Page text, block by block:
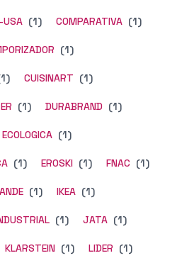
USA (1) COMPARATIVA (1)
(1)
CUISINART (1)
(1) DURABRAND (1)
ECOLOGICA (1)
(1) EROSKI (1) FNAC (1)
(1) IKEA (1)
(1) JATA (1)
KLARSTEIN (1) LIDER (1)